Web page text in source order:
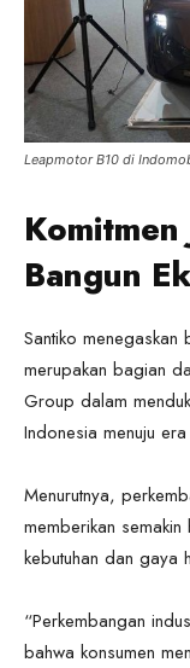
Leapmotor B10 di
Bangun
Santiko
merupakan bagian
Group dalam
Indonesia menuju
Menurutnya,
memberikan
kebutuhan dan gaya
“Perkembangan
bahwa konsumen